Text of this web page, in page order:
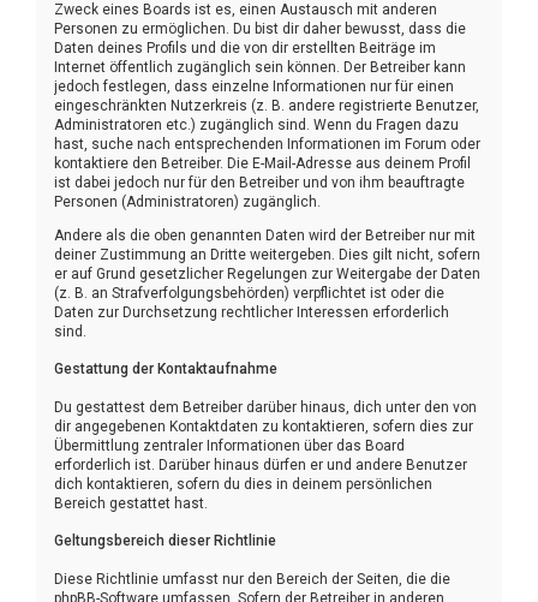
Zweck eines Boards ist es, einen Austausch mit anderen
Personen zu ermöglichen. Du bist dir daher bewusst, dass die
Daten deines Profils und die von dir erstellten Beiträge im
Internet öffentlich zugänglich sein können. Der Betreiber kann
jedoch festlegen, dass einzelne Informationen nur für einen
eingeschränkten Nutzerkreis (z. B. andere registrierte Benutzer,
Administratoren etc.) zugänglich sind. Wenn du Fragen dazu
hast, suche nach entsprechenden Informationen im Forum oder
kontaktiere den Betreiber. Die E-Mail-Adresse aus deinem Profil
ist dabei jedoch nur für den Betreiber und von ihm beauftragte
Personen (Administratoren) zugänglich.
Andere als die oben genannten Daten wird der Betreiber nur mit
deiner Zustimmung an Dritte weitergeben. Dies gilt nicht, sofern
er auf Grund gesetzlicher Regelungen zur Weitergabe der Daten
(z. B. an Strafverfolgungsbehörden) verpflichtet ist oder die
Daten zur Durchsetzung rechtlicher Interessen erforderlich
sind.
Gestattung der Kontaktaufnahme
Du gestattest dem Betreiber darüber hinaus, dich unter den von
dir angegebenen Kontaktdaten zu kontaktieren, sofern dies zur
Übermittlung zentraler Informationen über das Board
erforderlich ist. Darüber hinaus dürfen er und andere Benutzer
dich kontaktieren, sofern du dies in deinem persönlichen
Bereich gestattet hast.
Geltungsbereich dieser Richtlinie
Diese Richtlinie umfasst nur den Bereich der Seiten, die die